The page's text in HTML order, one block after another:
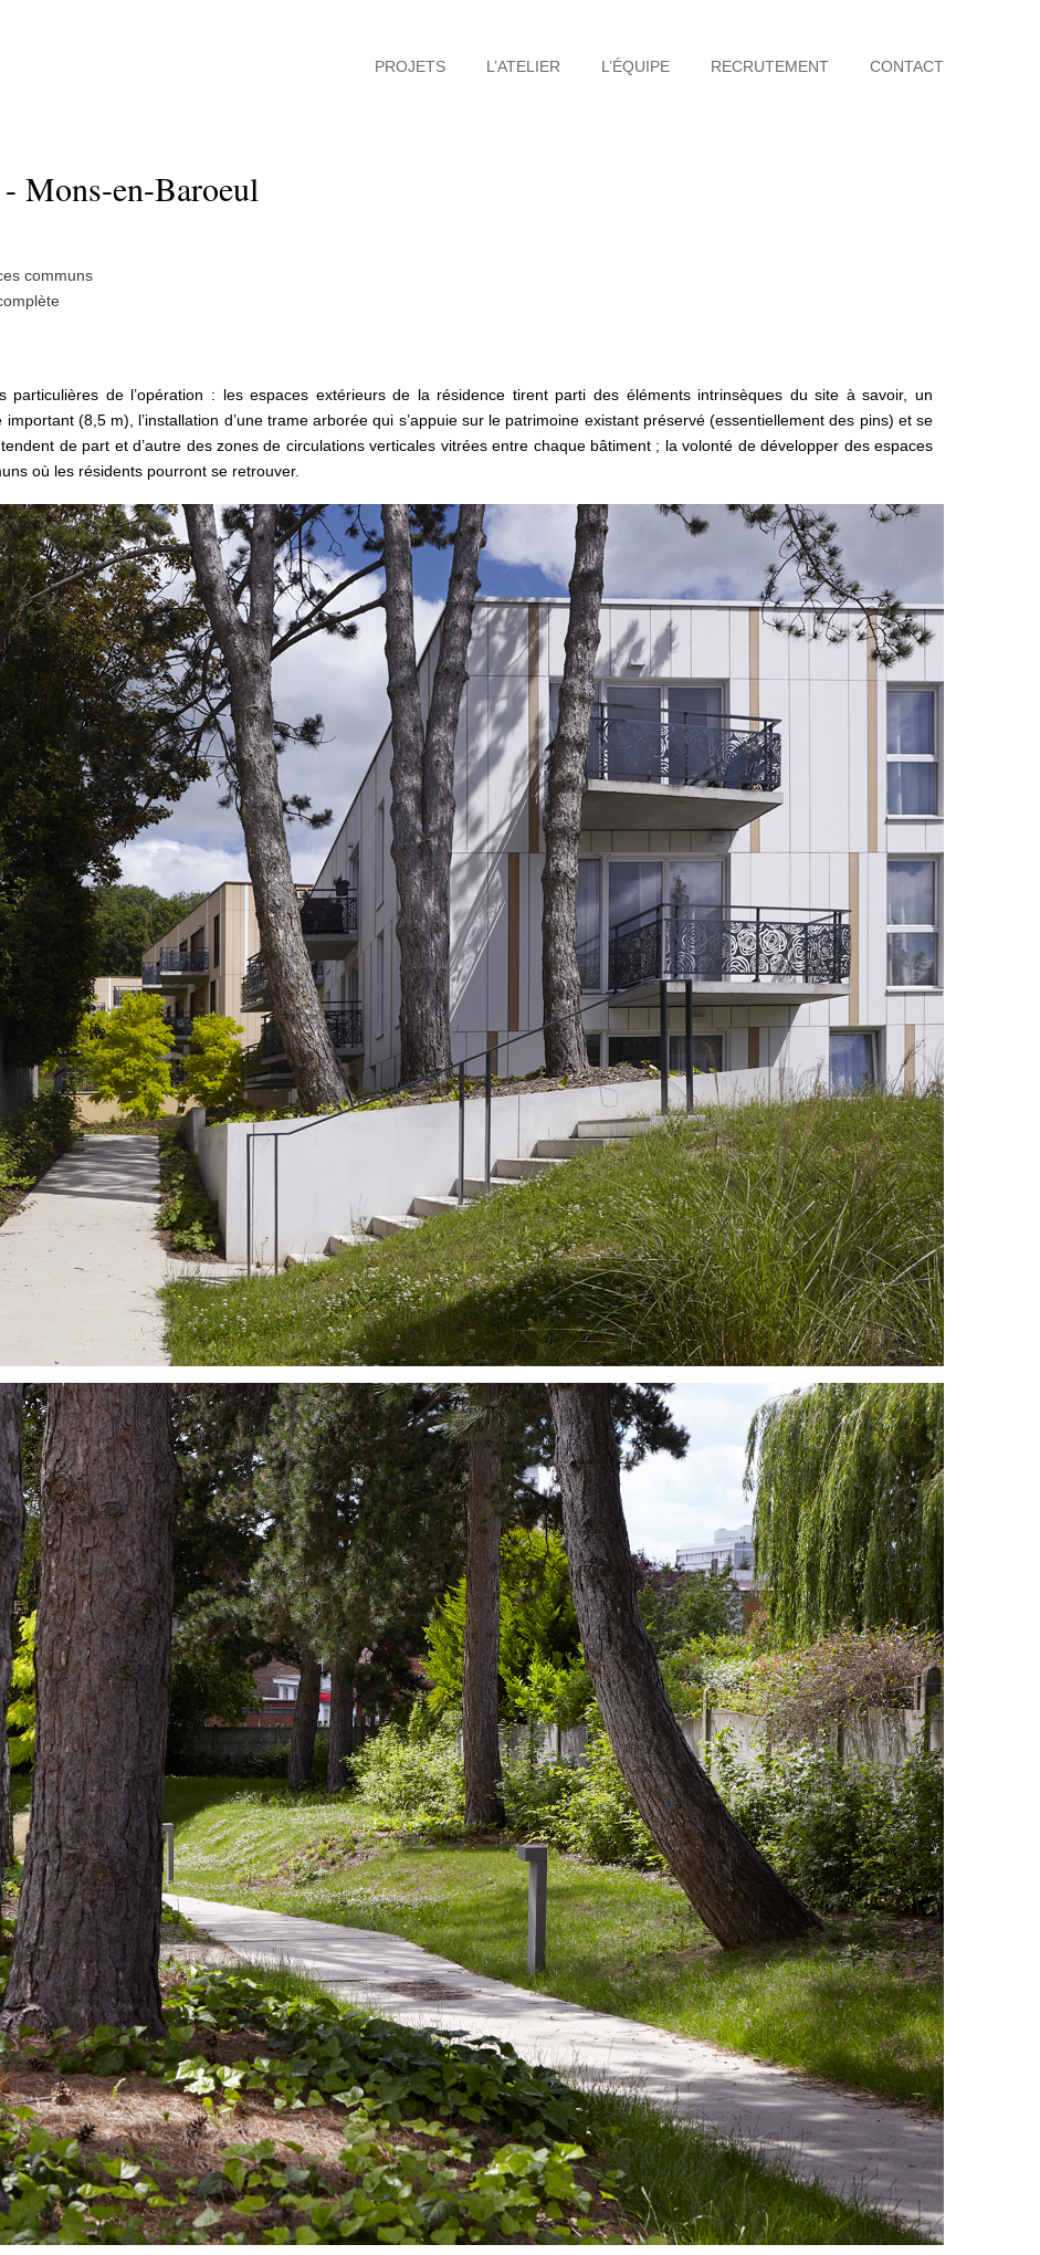
PROJETS L’ATELIER L’ÉQUIPE RECRUTEMENT CONTACT
Mons-en-Baroeul
communs
particulières de l’opération : les espaces extérieurs de la résidence tirent parti des éléments intrinsèques du site à savoir, un
(8,5 m), l’installation d’une trame arborée qui s’appuie sur le patrimoine existant préservé (essentiellement des pins) et se
de part et d’autre des zones de circulations verticales vitrées entre chaque bâtiment ; la volonté de développer des espaces
où les résidents pourront se retrouver.